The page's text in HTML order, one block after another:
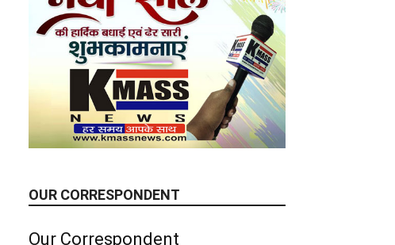
OUR CORRESPONDENT
Our Correspondent